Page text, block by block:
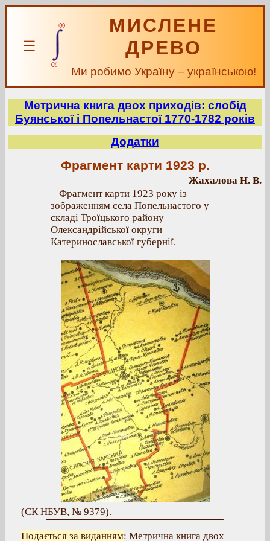
☰
МИСЛЕНЕ
ДРЕВО
Ми робимо Україну – українською!
Метрична книга двох приходів: слобід
Буянської і Попельнастої 1770-1782 років
Додатки
Фрагмент карти 1923 р.
Жахалова Н. В.
Фрагмент карти 1923 року із
зображенням села Попельнастого у
складі Троїцького району
Олександрійської округи
Катеринославської губернії.
(СК НБУВ, № 9379).
Подається за виданням: Метрична книга двох